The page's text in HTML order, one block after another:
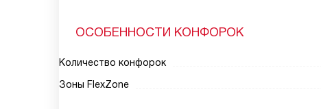
ОСОБЕННОСТИ КОНФОРОК
Количество конфорок
Зоны FlexZone